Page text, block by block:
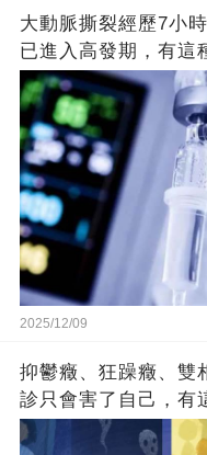
大動脈撕裂經歷7小
已進入高發期，有這
2025/12/09
抑鬱癥、狂躁癥、雙
診只會害了自己，有